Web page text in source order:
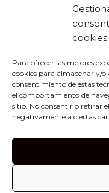
cookies
Para ofrecer las mejores
cookies para almacenar y/o
consentimiento de estas
el comportamiento de
sitio. No consentir o retirar
negativamente a ciertas
About Jorge Aleix
Contact
CONTACT